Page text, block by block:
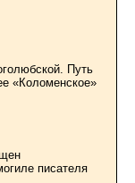
Путь
«Коломенское»
писателя